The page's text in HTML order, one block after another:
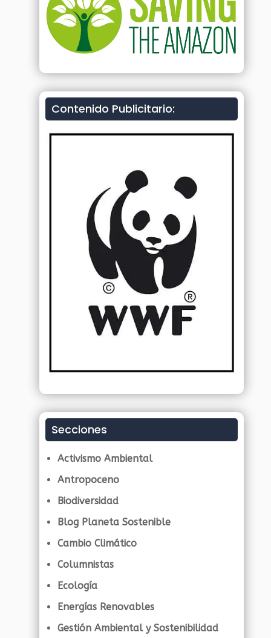
Contenido Publicitario:
Secciones
Activismo Ambiental
Antropoceno
Biodiversidad
Blog Planeta Sostenible
Cambio Climático
Columnistas
Ecología
Energías Renovables
Gestión Ambiental y Sostenibilidad